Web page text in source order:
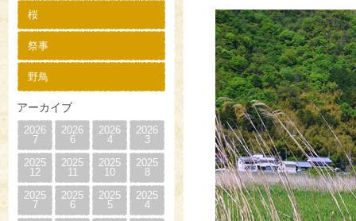
桜
祭事
野鳥
アーカイブ
2026
7
2026
6
2026
4
2026
3
2025
12
2025
11
2025
10
2025
8
2025
7
2025
6
2025
5
2025
4